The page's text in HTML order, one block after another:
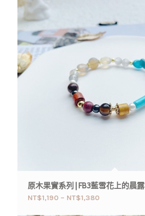
原木果實系列 | FB3藍雪花上的晨露
NT$1,190– NT$1,380